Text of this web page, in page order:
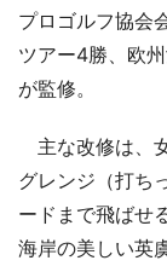
プロゴルフ協会
ツアー4勝、欧
が監修。
主な改修は、
グレンジ（打ち
ードまで飛ばせ
海岸の美しい英